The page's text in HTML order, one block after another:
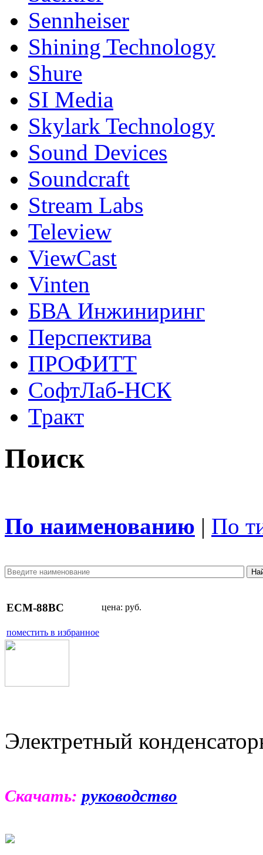
Sennheiser
Shining Technology
Shure
SI Media
Skylark Technology
Sound Devices
Soundcraft
Stream Labs
Teleview
ViewCast
Vinten
БВА Инжиниринг
Перспектива
ПРОФИТТ
СофтЛаб-НСК
Тракт
Поиск
По наименованию | По
ECM-88BC цена: руб.
поместить в избранное
Электретный
Скачать: руководство